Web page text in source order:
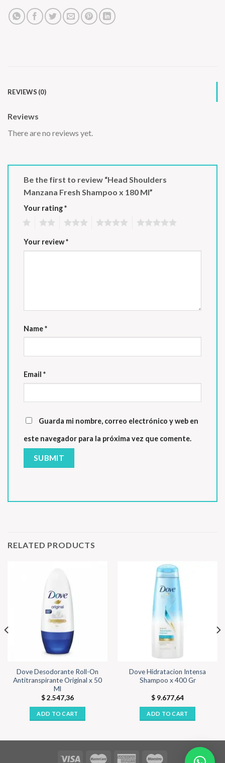
REVIEWS (0)
Reviews
There are no reviews yet.
Be the first to review “Head Shoulders
Manzana Fresh Shampoo x 180 Ml”
Your rating*
Your review*
Name*
Email *
Guarda mi nombre, correo electrónico y web en
este navegador para la próxima vez que comente.
RELATED PRODUCTS
Dove Desodorante Roll-On
Antitranspirante Original x 50
Ml
$2.547,36
ADD TO CART
Dove Hidratacion Intensa
Shampoo x 400 Gr
$ 9.677,64
ADD TO CART